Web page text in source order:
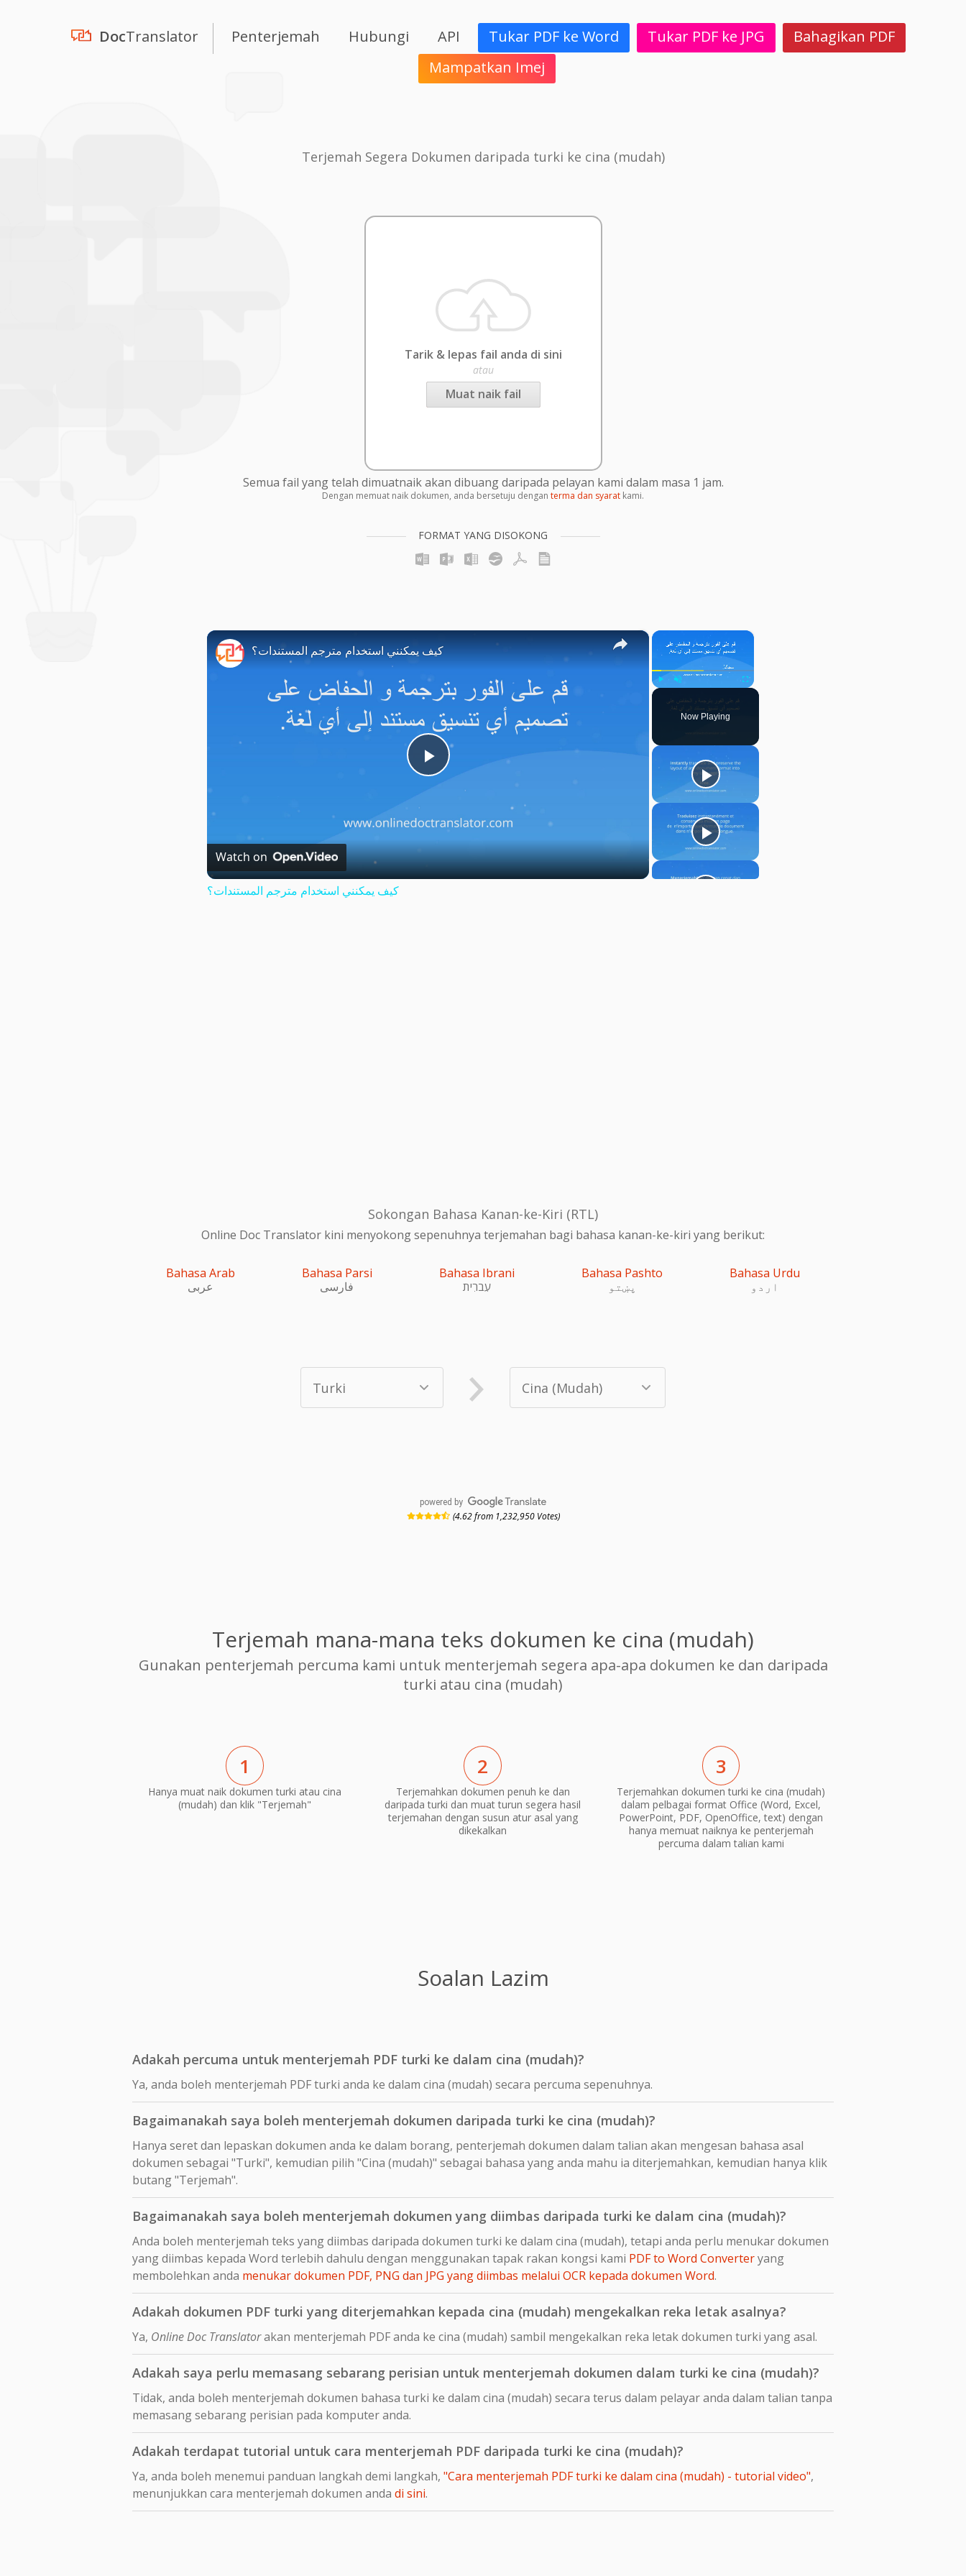
DocTranslator Penterjemah Hubungi API Tukar PDF ke Word Tukar PDF ke JPG
Bahagikan PDF
Mampatkan Imej
Terjemah Segera Dokumen daripada turki ke cina (mudah)
Tarik & lepas fail anda di sini
atau
Muat naik fail
Semua fail yang telah dimuatnaik akan dibuang daripada pelayan kami dalam masa 1 jam.
Dengan memuat naik dokumen, anda bersetuju dengan terma dan syarat kami.
FORMAT YANG DISOKONG
×
Fullscreen
Now Playing
×
Play
Video
كيف يمكنني استخدام مترجم المستندات؟
Watch on
كيف يمكنني استخدام مترجم المستندات؟
Sokongan Bahasa Kanan-ke-Kiri (RTL)
Online Doc Translator kini menyokong sepenuhnya terjemahan bagi bahasa kanan-ke-kiri yang berikut:
Bahasa Arab
عربى
Bahasa Parsi
فارسی
Bahasa Ibrani
עִברִית
Bahasa Pashto
پښتو
Bahasa Urdu
اردو
powered by
(4.62 from 1,232,950 Votes)
Terjemah mana-mana teks dokumen ke cina (mudah)
Gunakan penterjemah percuma kami untuk menterjemah segera apa-apa dokumen ke dan daripada
turki atau cina (mudah)
1
Hanya muat naik dokumen turki atau cina
(mudah) dan klik "Terjemah"
2
Terjemahkan dokumen penuh ke dan
daripada turki dan muat turun segera hasil
terjemahan dengan susun atur asal yang
dikekalkan
3
Terjemahkan dokumen turki ke cina (mudah)
dalam pelbagai format Office (Word, Excel,
PowerPoint, PDF, OpenOffice, text) dengan
hanya memuat naiknya ke penterjemah
percuma dalam talian kami
Soalan Lazim
Adakah percuma untuk menterjemah PDF turki ke dalam cina (mudah)?
Ya, anda boleh menterjemah PDF turki anda ke dalam cina (mudah) secara percuma sepenuhnya.
Bagaimanakah saya boleh menterjemah dokumen daripada turki ke cina (mudah)?
Hanya seret dan lepaskan dokumen anda ke dalam borang, penterjemah dokumen dalam talian akan mengesan bahasa asal
dokumen sebagai "Turki", kemudian pilih "Cina (mudah)" sebagai bahasa yang anda mahu ia diterjemahkan, kemudian hanya klik
butang "Terjemah".
Bagaimanakah saya boleh menterjemah dokumen yang diimbas daripada turki ke dalam cina (mudah)?
Anda boleh menterjemah teks yang diimbas daripada dokumen turki ke dalam cina (mudah), tetapi anda perlu menukar dokumen
yang diimbas kepada Word terlebih dahulu dengan menggunakan tapak rakan kongsi kami PDF to Word Converteryang
membolehkan anda menukar dokumen PDF, PNG dan JPG yang diimbas melalui OCR kepada dokumen Word.
Adakah dokumen PDF turki yang diterjemahkan kepada cina (mudah) mengekalkan reka letak asalnya?
Ya, Online Doc Translatorakan menterjemah PDF anda ke cina (mudah) sambil mengekalkan reka letak dokumen turki yang asal.
Adakah saya perlu memasang sebarang perisian untuk menterjemah dokumen dalam turki ke cina (mudah)?
Tidak, anda boleh menterjemah dokumen bahasa turki ke dalam cina (mudah) secara terus dalam pelayar anda dalam talian tanpa
memasang sebarang perisian pada komputer anda.
Adakah terdapat tutorial untuk cara menterjemah PDF daripada turki ke cina (mudah)?
Ya, anda boleh menemui panduan langkah demi langkah, "Cara menterjemah PDF turki ke dalam cina (mudah) - tutorial video",
menunjukkan cara menterjemah dokumen anda di sini.